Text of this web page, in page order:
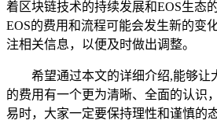
着区块链技术的持续发展和EOS生态
EOS的费用和流程可能会发生新的变
注相关信息，以便及时做出调整。
希望通过本文的详细介绍,能够让
的费用有一个更为清晰、全面的认识
易时，大家一定要保持理性和谨慎的